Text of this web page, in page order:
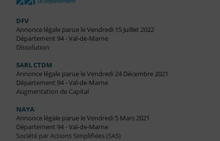
DFV
Annonce légale parue le Vendredi 15 Juillet 2022
Département 94 - Val-de-Marne
Dissolution
SARL CTDM
Annonce légale parue le Vendredi 24 Décembre 2021
Département 94 - Val-de-Marne
Augmentation de Capital
NAYA
Annonce légale parue le Vendredi 5 Mars 2021
Département 94 - Val-de-Marne
Société par Actions Simplifiées (SAS)